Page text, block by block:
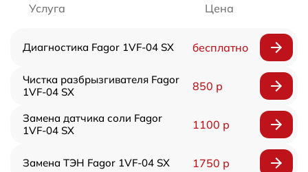
Услуга Цена
Диагностика Fagor 1VF-04 SX бесплатно
Чистка разбрызгивателя Fagor
1VF-04 SX
850 р
Замена датчика соли Fagor
1VF-04 SX
1100 р
Замена ТЭН Fagor 1VF-04 SX 1750 р